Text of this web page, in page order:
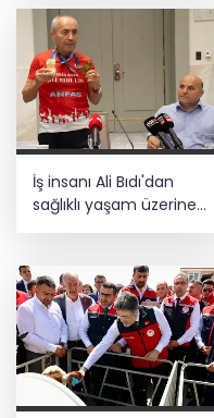
İş insanı Ali Bıdı'dan
sağlıklı yaşam üzerine
dikkat çeken
yaşında gençlik
mucizesi